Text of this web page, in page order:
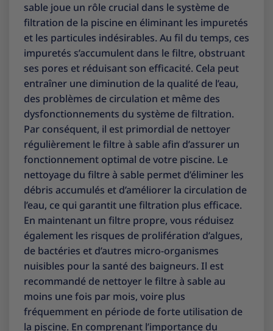
sable joue un rôle crucial dans le système de
filtration de la piscine en éliminant les impuretés
et les particules indésirables. Au fil du temps, ces
impuretés s’accumulent dans le filtre, obstruant
ses pores et réduisant son efficacité. Cela peut
entraîner une diminution de la qualité de l’eau,
des problèmes de circulation et même des
dysfonctionnements du système de filtration.
Par conséquent, il est primordial de nettoyer
régulièrement le filtre à sable afin d’assurer un
fonctionnement optimal de votre piscine. Le
nettoyage du filtre à sable permet d’éliminer les
débris accumulés et d’améliorer la circulation de
l’eau, ce qui garantit une filtration plus efficace.
En maintenant un filtre propre, vous réduisez
également les risques de prolifération d’algues,
de bactéries et d’autres micro-organismes
nuisibles pour la santé des baigneurs. Il est
recommandé de nettoyer le filtre à sable au
moins une fois par mois, voire plus
fréquemment en période de forte utilisation de
la piscine. En comprenant l’importance du